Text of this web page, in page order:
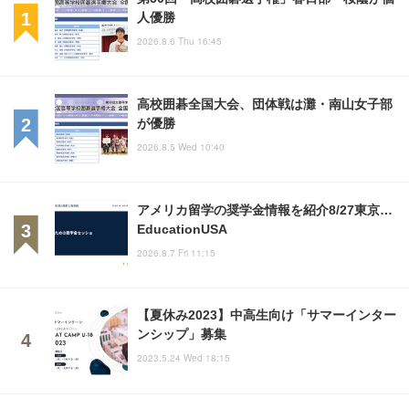
人優勝
2026.8.6 Thu 16:45
高校囲碁全国大会、団体戦は灘・南山女子部
が優勝
2026.8.5 Wed 10:40
アメリカ留学の奨学金情報を紹介8/27東京…
EducationUSA
2026.8.7 Fri 11:15
【夏休み2023】中高生向け「サマーインター
ンシップ」募集
2023.5.24 Wed 18:15